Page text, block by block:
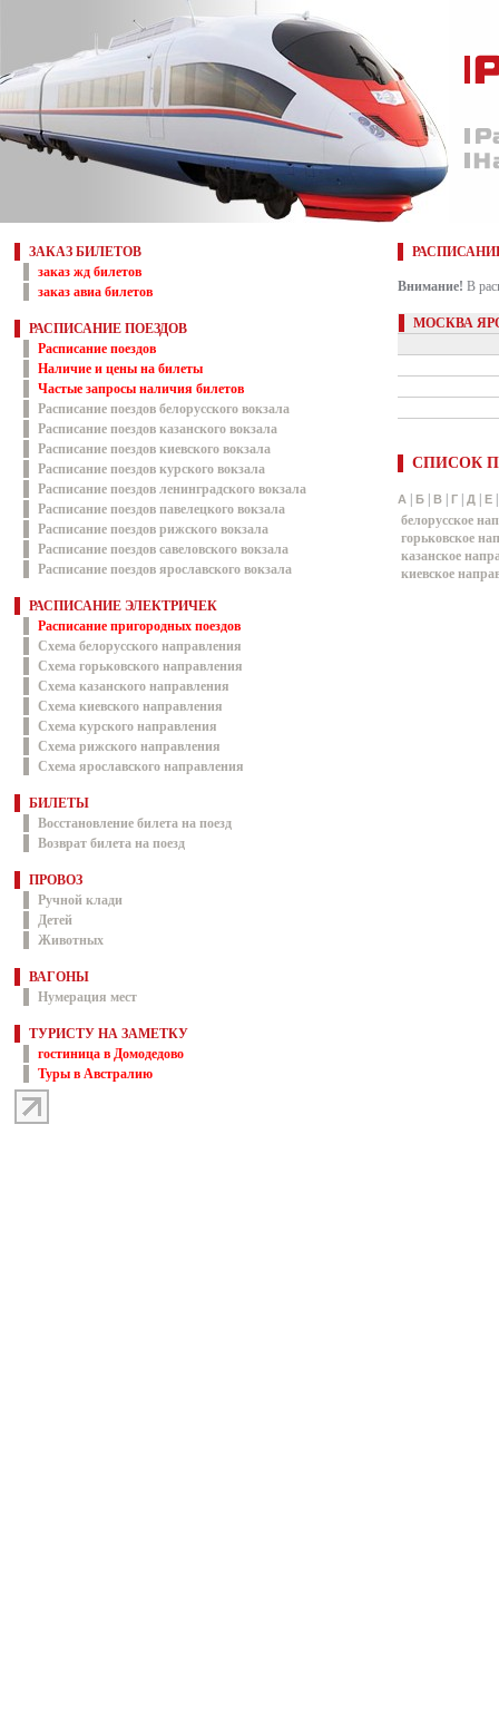
ЗАКАЗ БИЛЕТОВ
заказ жд билетов
заказ авиа билетов
РАСПИСАНИЕ ПОЕЗДОВ
Расписание поездов
Наличие и цены на билеты
Частые запросы наличия билетов
Расписание поездов белорусского вокзала
Расписание поездов казанского вокзала
Расписание поездов киевского вокзала
Расписание поездов курского вокзала
Расписание поездов ленинградского вокзала
Расписание поездов павелецкого вокзала
Расписание поездов рижского вокзала
Расписание поездов савеловского вокзала
Расписание поездов ярославского вокзала
РАСПИСАНИЕ ЭЛЕКТРИЧЕК
Расписание пригородных поездов
Схема белорусского направления
Схема горьковского направления
Схема казанского направления
Схема киевского направления
Схема курского направления
Схема рижского направления
Схема ярославского направления
БИЛЕТЫ
Восстановление билета на поезд
Возврат билета на поезд
ПРОВОЗ
Ручной клади
Детей
Животных
ВАГОНЫ
Нумерация мест
ТУРИСТУ НА ЗАМЕТКУ
гостиница в Домодедово
Туры в Австралию
Внимание! В
МОСКВА
СПИСОК
А Б В Г Д Е
белорусское
горьковское
казанское
киевское